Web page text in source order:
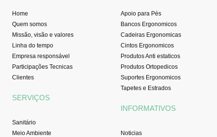
Home
Quem somos
Missão, visão e valores
Linha do tempo
Empresa responsável
Participações Tecnicas
Clientes
SERVIÇOS
Sanitário
Meio Ambiente
Apoio para Pés
Bancos Ergonomicos
Cadeiras Ergonomicas
Cintos Ergonomicos
Produtos Anti estaticos
Produtos Ortopedicos
Suportes Ergonomicos
Tapetes e Estrados
INFORMATIVOS
Noticias